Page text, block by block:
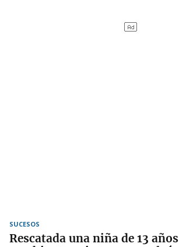
SUCESOS
Rescatada una niña de 13 años